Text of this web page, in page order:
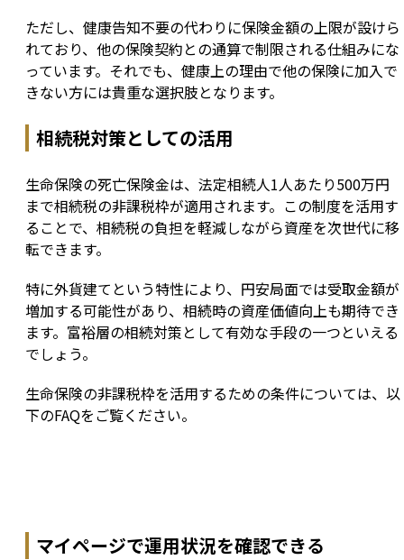
ただし、健康告知不要の代わりに保険金額の上限が設けら
れており、他の保険契約との通算で制限される仕組みにな
っています。それでも、健康上の理由で他の保険に加入で
きない方には貴重な選択肢となります。
相続税対策としての活用
生命保険の死亡保険金は、法定相続人1人あたり500万円
まで相続税の非課税枠が適用されます。この制度を活用す
ることで、相続税の負担を軽減しながら資産を次世代に移
転できます。
特に外貨建てという特性により、円安局面では受取金額が
増加する可能性があり、相続時の資産価値向上も期待でき
ます。富裕層の相続対策として有効な手段の一つといえる
でしょう。
生命保険の非課税枠を活用するための条件については、以
下のFAQをご覧ください。
マイページで運用状況を確認できる